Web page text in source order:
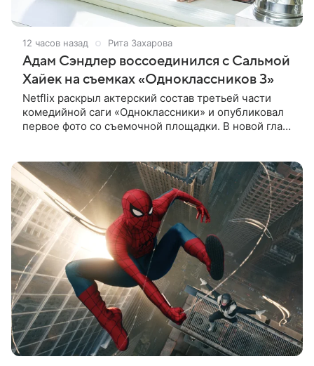
12 часов назад Рита Захарова
Адам Сэндлер воссоединился с Сальмой
Хайек на съемках «Одноклассников 3»
Netflix раскрыл актерский состав третьей части
комедийной саги «Одноклассники» и опубликовал
первое фото со съемочной площадки. В новой главе